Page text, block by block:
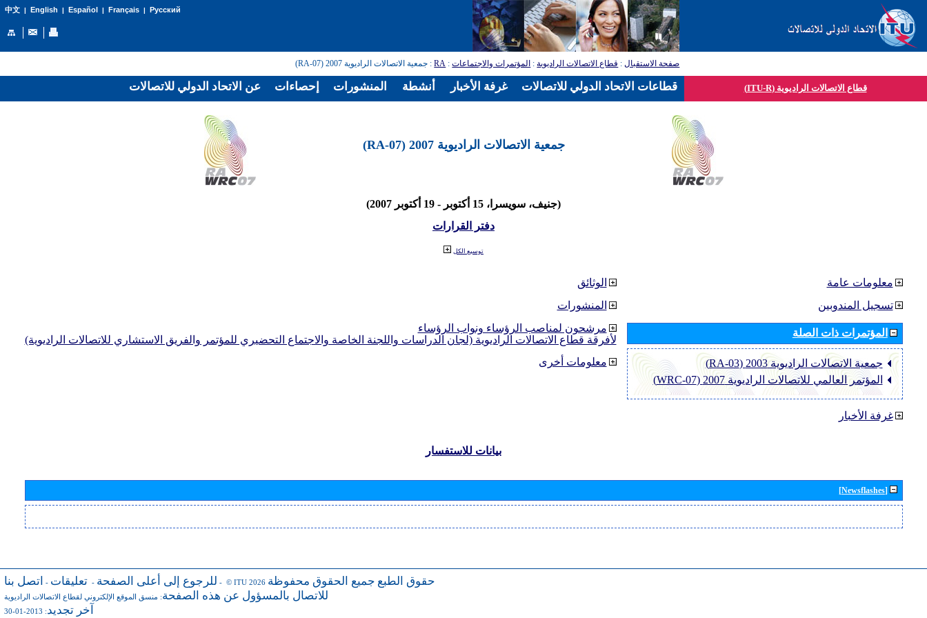
中文| English | Español | Français| Русский
صفحة الاستقبال: قطاع الاتصالات الراديوية: المؤتمرات والاجتماعات:
RA: جمعية الاتصالات الراديوية 2007 (RA-07)
قطاع الاتصالات الراديوية (ITU-R)
جمعية الاتصالات الراديوية 2007 (RA-07)
(جنيف، سويسرا، 15 أكتوبر - 19 أكتوبر 2007)
دفتر القرارات
توسيع الكل
الوثائق
المنشورات
مرشحون لمناصب الرؤساء ونواب الرؤساء
لأفرقة قطاع الاتصالات الراديوية (لجان الدراسات واللجنة الخاصة والاجتماع التحضيري للمؤتمر والفريق الاستشاري للاتصالات الراديوية)
معلومات أخرى
معلومات عامة
تسجيل المندوبين
المؤتمرات ذات الصلة
جمعية الاتصالات الراديوية 2003 (RA-03)
المؤتمر العالمي للاتصالات الراديوية 2007 (WRC-07)
غرفة الأخبار
بيانات للاستفسار
[Newsflashes]
للرجوع إلى أعلى الصفحة - تعليقات - اتصل بنا - © ITU 2026 حقوق الطبع جميع الحقوق محفوظة
للاتصال بالمسؤول عن هذه الصفحة: منسق الموقع الإلكتروني لقطاع الاتصالات الراديوية
آخر تجديد: 2013-01-30
عن الاتحاد الدولي للاتصالات إحصاءات المنشورات أنشطة غرفة الأخبار قطاعات الاتحاد الدولي للاتصالات